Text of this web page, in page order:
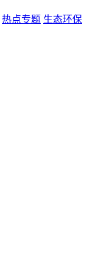
热点专题 生态环保